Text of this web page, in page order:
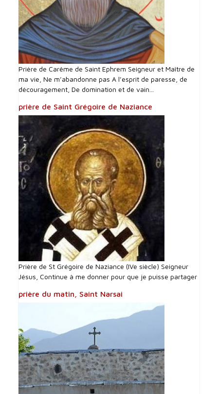
Prière de Carême de Saint Ephrem Seigneur et Maître de
ma vie, Ne m’abandonne pas A l’esprit de paresse, de
découragement, De domination et de vain...
prière de Saint Grégoire de Naziance
Prière de St Grégoire de Naziance (IVe siècle) Seigneur
Jésus, Continue à me donner pour que je puisse partager
prière du matin, Saint Narsai